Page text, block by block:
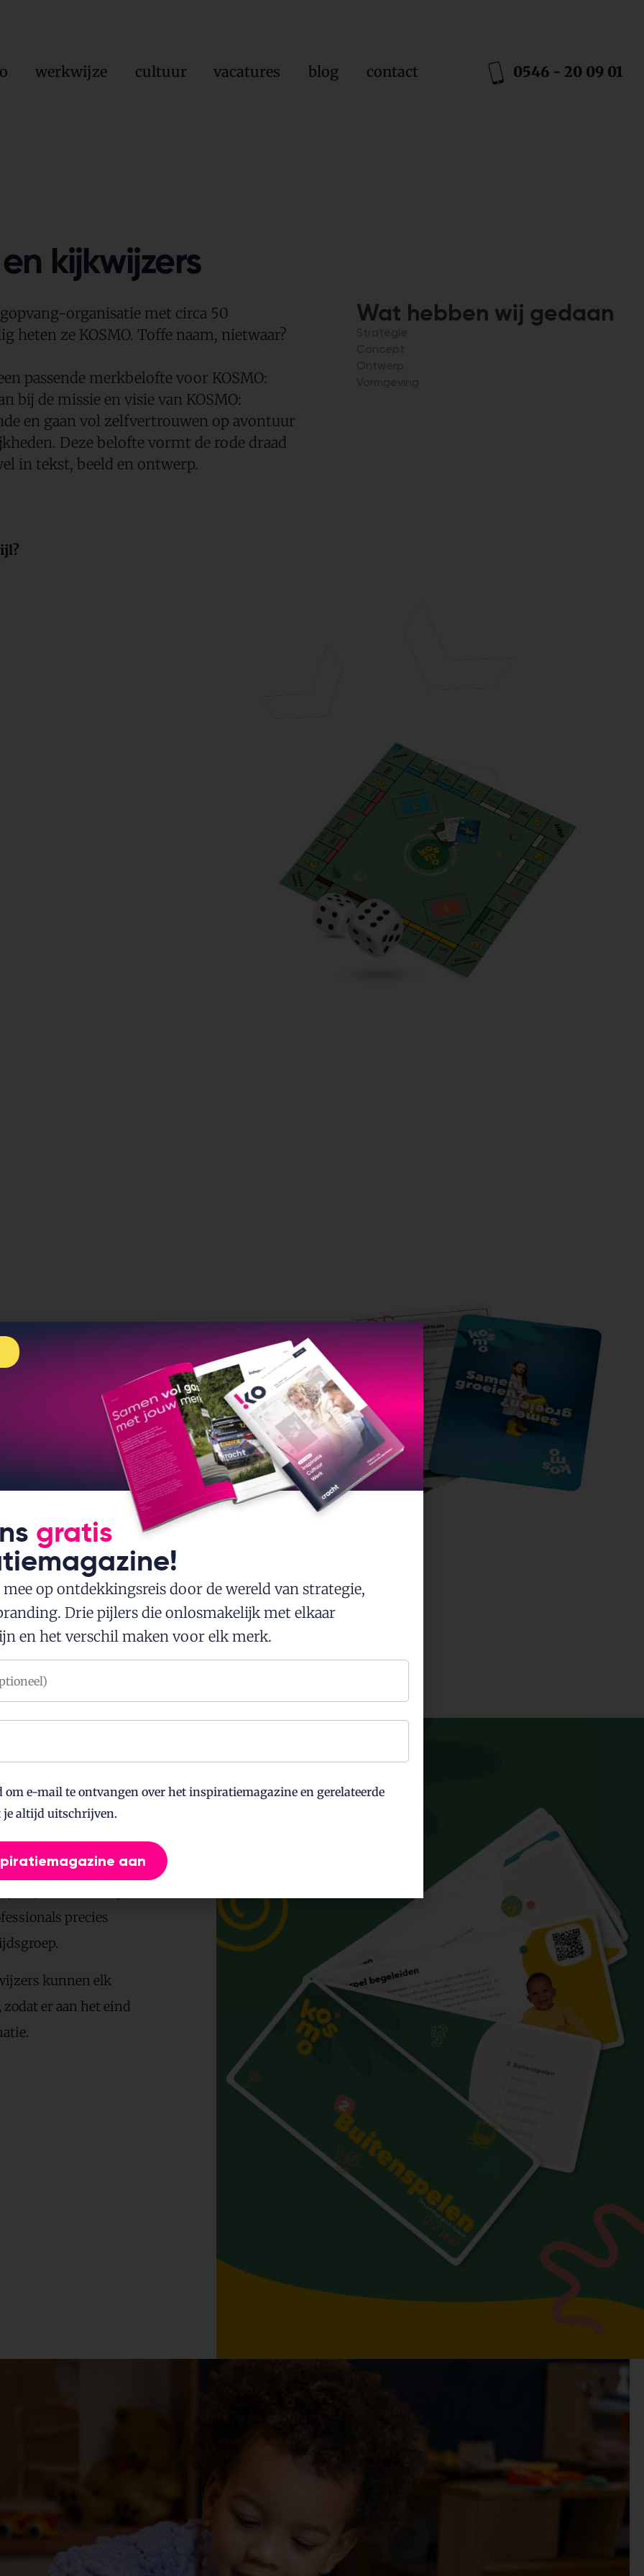
werkwijze cultuur vacatures blog contact 0546 - 20 09 01
kijkwijzers
organisatie met circa 50
heten ze KOSMO. Toffe naam, nietwaar?
passende merkbelofte voor KOSMO:
bij de missie en visie van KOSMO:
en gaan vol zelfvertrouwen op avontuur
Deze belofte vormt de rode draad
in tekst, beeld en ontwerp.
Wat hebben wij gedaan
kwartaal Kijkwijzers.
worden per
precies
kunnen elk
er aan het eind
gratis
mee op ontdekkingsreis door de wereld van strategie,
Drie pijlers die onlosmakelijk met elkaar
en het verschil maken voor elk merk.
om e-mail te ontvangen over het inspiratiemagazine en gerelateerde
je altijd uitschrijven.
aan